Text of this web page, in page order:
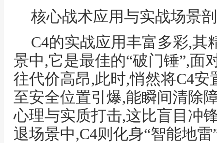
核心战术应用与实战场景
C4的实战应用丰富多彩,其
景中,它是最佳的“破门锤”,面
往代价高昂,此时,悄然将C4
至安全位置引爆,能瞬间清除
心理与实质打击,这比盲目冲
退场景中,C4则化身“智能地